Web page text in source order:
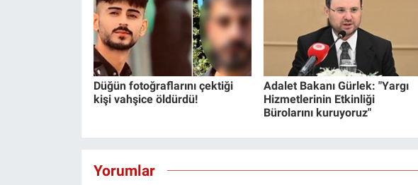
Düğün fotoğraflarını çektiği
kişi vahşice öldürdü!
Adalet Bakanı Gürlek: "Yargı
Hizmetlerinin Etkinliği
Bürolarını kuruyoruz"
Yorumlar